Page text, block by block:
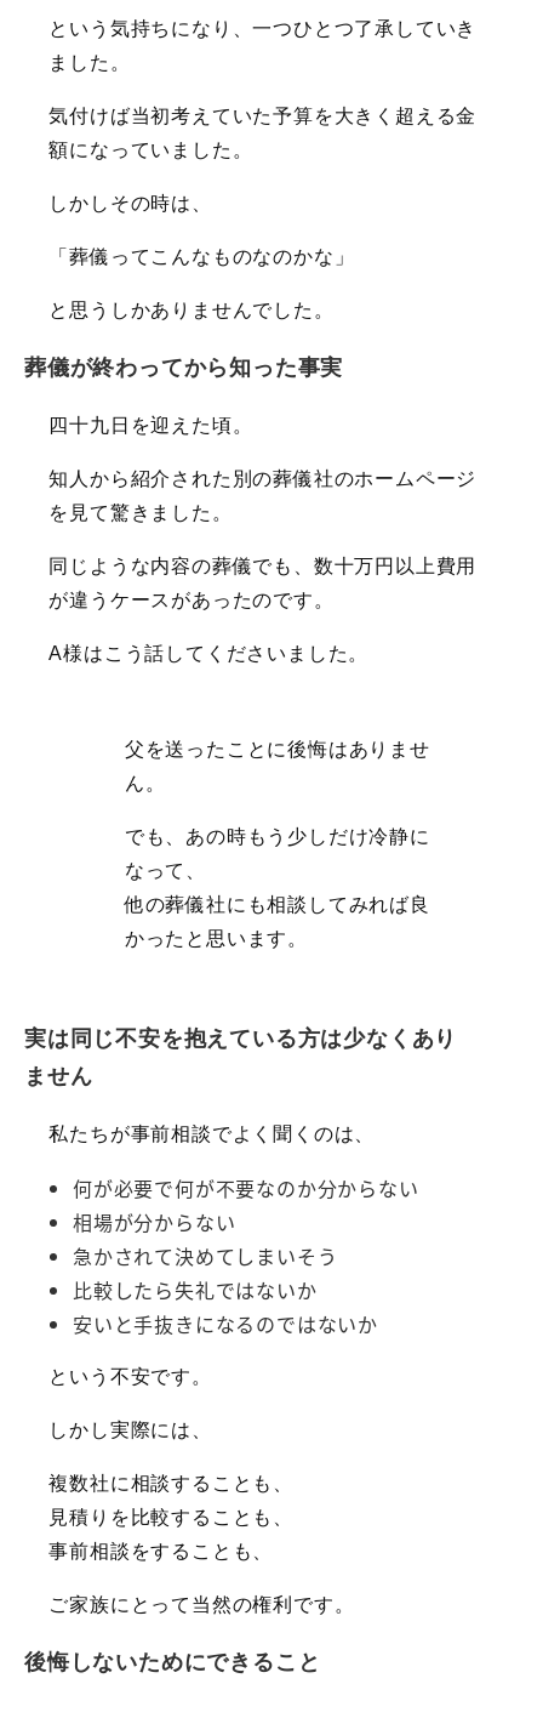
という気持ちになり、一つひとつ了承していき
ました。
気付けば当初考えていた予算を大きく超える金
額になっていました。
しかしその時は、
「葬儀ってこんなものなのかな」
と思うしかありませんでした。
葬儀が終わってから知った事実
四十九日を迎えた頃。
知人から紹介された別の葬儀社のホームページ
を見て驚きました。
同じような内容の葬儀でも、数十万円以上費用
が違うケースがあったのです。
A様はこう話してくださいました。
父を送ったことに後悔はありませ
ん。
でも、あの時もう少しだけ冷静に
なって、
他の葬儀社にも相談してみれば良
かったと思います。
実は同じ不安を抱えている方は少なくあり
ません
私たちが事前相談でよく聞くのは、
何が必要で何が不要なのか分からない
相場が分からない
急かされて決めてしまいそう
比較したら失礼ではないか
安いと手抜きになるのではないか
という不安です。
しかし実際には、
複数社に相談することも、
見積りを比較することも、
事前相談をすることも、
ご家族にとって当然の権利です。
後悔しないためにできること